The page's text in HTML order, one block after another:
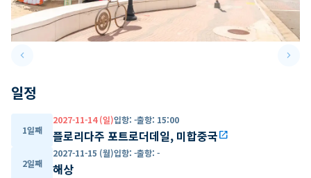
keyboard_arrow_leftPrevious slide keyboard_arrow_right
일정
1일째
2027-11-14 (일)입항: -출항: 15:00
플로리다주 포트로더데일, 미합중국open_in_new
2일째
2027-11-15 (월)입항: -출항: -
해상